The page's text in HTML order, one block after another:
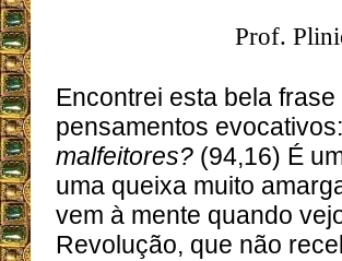
Prof.
Encontrei esta bela
pensamentos evocativos:
malfeitores? (94,16) É
uma queixa muito
vem à mente quando
Revolução, que não